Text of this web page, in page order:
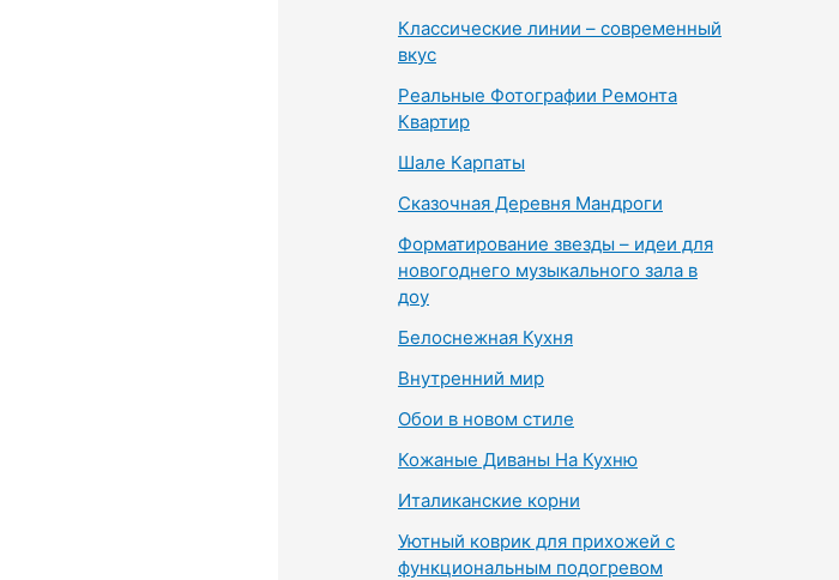
Классические линии – современный
вкус
Реальные Фотографии Ремонта
Квартир
Шале Карпаты
Сказочная Деревня Мандроги
Форматирование звезды – идеи для
новогоднего музыкального зала в
доу
Белоснежная Кухня
Внутренний мир
Обои в новом стиле
Кожаные Диваны На Кухню
Италиканские корни
Уютный коврик для прихожей с
функциональным подогревом